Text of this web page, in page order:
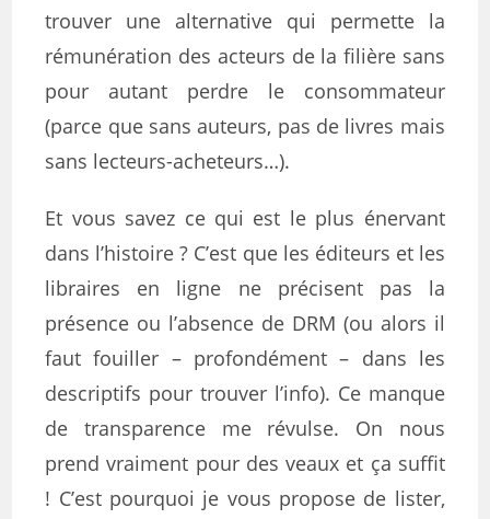
trouver une alternative qui permette la
rémunération des acteurs de la filière sans
pour autant perdre le consommateur
(parce que sans auteurs, pas de livres mais
sans lecteurs-acheteurs…).
Et vous savez ce qui est le plus énervant
dans l’histoire ? C’est que les éditeurs et les
libraires en ligne ne précisent pas la
présence ou l’absence de DRM (ou alors il
faut fouiller – profondément – dans les
descriptifs pour trouver l’info). Ce manque
de transparence me révulse. On nous
prend vraiment pour des veaux et ça suffit
! C’est pourquoi je vous propose de lister,